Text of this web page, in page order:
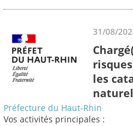
31/08/
les
Préfecture du Haut-Rhin
Vos activités principales :